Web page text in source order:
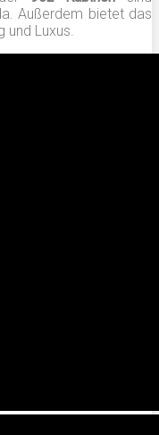
Außerdem bietet das
und Luxus.